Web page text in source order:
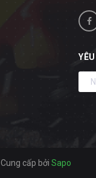
Cung cấp bởi Sapo